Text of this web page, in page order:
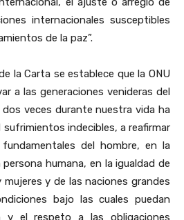
internacionales susceptibles
de la paz”.
la Carta se establece que la ONU
a las generaciones venideras del
veces durante nuestra vida ha
sufrimientos indecibles, a reafirmar
del hombre, en la
humana, en la igualdad de
y de las naciones grandes
bajo las cuales puedan
y el respeto a las obligaciones